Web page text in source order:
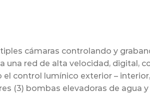
cámaras controlando y
una red de alta velocidad, digital,
control lumínico exterior –
(3) bombas elevadoras de agua